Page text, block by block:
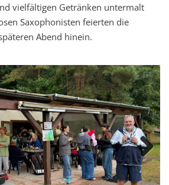
vielfältigen Getränken untermalt
Saxophonisten feierten die
Abend hinein.
Next